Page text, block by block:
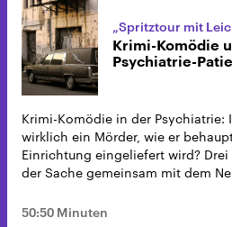
„Spritztour mit
Krimi-Komödie
Psychiatrie-
Krimi-Komödie in der Psychiatrie:
wirklich ein Mörder, wie er
Einrichtung eingeliefert wird?
der Sache gemeinsam mit dem
50:50 Minuten